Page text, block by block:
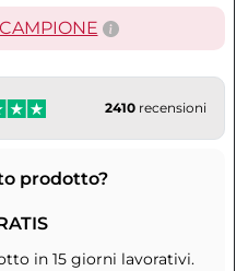
2410 recensioni
prodotto?
in 15 giorni lavorativi.